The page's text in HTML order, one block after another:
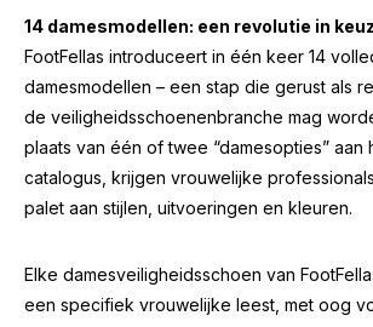
14 damesmodellen: een revolutie in
FootFellas introduceert in één keer 14
damesmodellen – een stap die gerust als
de veiligheidsschoenenbranche mag
plaats van één of twee “damesopties” aan
catalogus, krijgen vrouwelijke
palet aan stijlen, uitvoeringen en kleuren.
Elke damesveiligheidsschoen van
een specifiek vrouwelijke leest, met oog